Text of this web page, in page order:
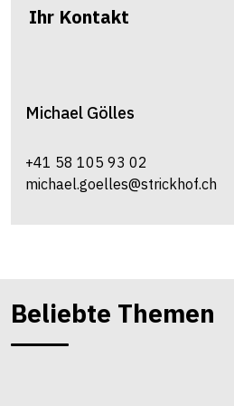
Ihr Kontakt
Michael Gölles
+41 58 105 93 02
michael.goelles@strickhof.ch
Beliebte Themen